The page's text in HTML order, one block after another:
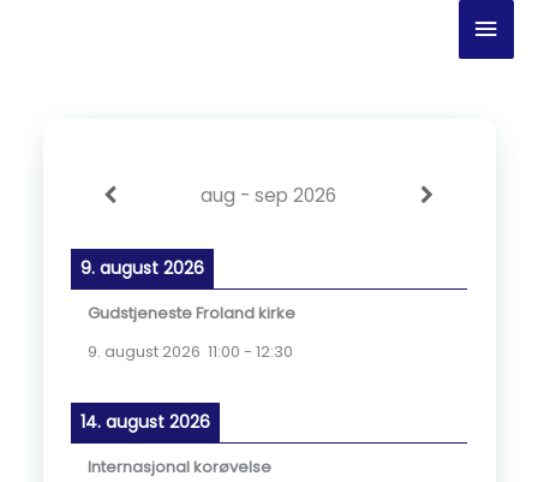
aug - sep 2026
9. august 2026
Gudstjeneste Froland kirke
9. august 2026 11:00 - 12:30
14. august 2026
Internasjonal korøvelse